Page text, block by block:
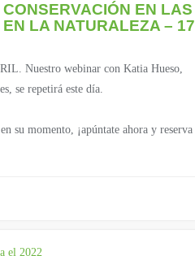
EN LAS
LA NATURALEZA – 17
Nuestro webinar con Katia Hueso,
se repetirá este día.
su momento, ¡apúntate ahora y reserva